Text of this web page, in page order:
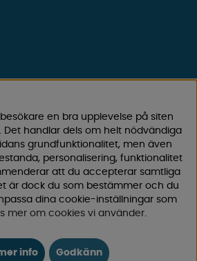
15:00
en bra upplevelse på siten
Det handlar dels om helt nödvändiga
grundfunktionalitet, men även
personalisering, funktionalitet
att du accepterar samtliga
är dock du som bestämmer och du
dina cookie-inställningar som
mer om cookies vi använder.
info Godkänn